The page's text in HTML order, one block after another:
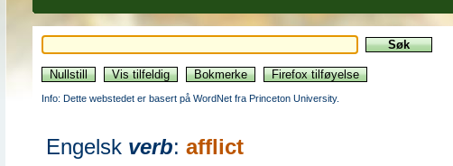
Info: Dette webstedet er basert på WordNet fra Princeton University.
Engelsk verb: afflict